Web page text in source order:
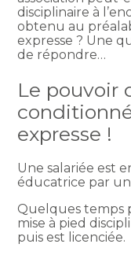
disciplinaire à
obtenu au
expresse ? Une
de répondre…
Le pouvoir
expresse !
Une salariée est
éducatrice par
Quelques temps
mise à pied
puis est licenciée.